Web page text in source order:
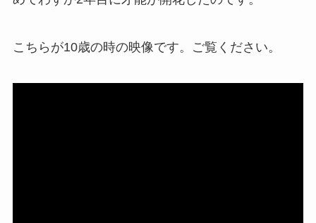
こちらが10歳の時の映像です。ご覧ください。